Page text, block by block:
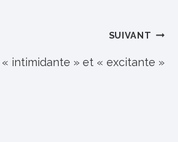
SUIVANT
« intimidante » et « excitante »